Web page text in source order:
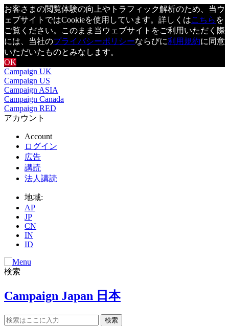
お客さまの閲覧体験の向上やトラフィック解析のため、当ウ
ェブサイトではCookieを使用しています。詳しくはこちら を
ご覧ください。このまま当ウェブサイトをご利用いただく際
には、当社のプライバシーポリシーならびに利用規約に同意
いただいたものとみなします。
OK
Campaign UK
Campaign US
Campaign ASIA
Campaign Canada
Campaign RED
アカウント
Account
ログイン
広告
講読
法人講読
地域:
AP
JP
CN
IN
ID
検索
Campaign Japan 日本